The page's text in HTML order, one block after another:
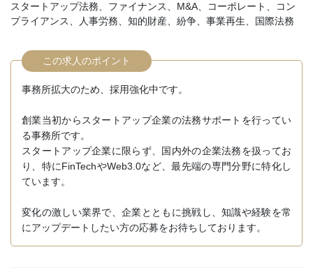
スタートアップ法務、ファイナンス、M&A、コーポレート、コン
プライアンス、人事労務、知的財産、紛争、事業再生、国際法務
この求人のポイント
事務所拡大のため、採用強化中です。
創業当初からスタートアップ企業の法務サポートを行ってい
る事務所です。
スタートアップ企業に限らず、国内外の企業法務を扱ってお
り、特にFinTechやWeb3.0など、最先端の専門分野に特化し
ています。
変化の激しい業界で、企業とともに挑戦し、知識や経験を常
にアップデートしたい方の応募をお待ちしております。